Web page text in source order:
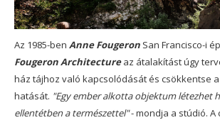
Az 1985-ben Anne Fougeron San Francisco-i
Fougeron Architectureaz átalakítást úgy
ház tájhoz való kapcsolódását és csökkentse
hatását. "Egy ember alkotta objektum létezhet
ellentétben a természettel"- mondja a stúdió. A